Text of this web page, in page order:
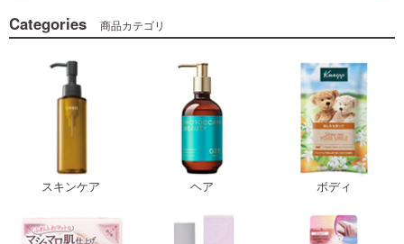
Categories 商品カテゴリ
スキンケア ヘア ボディ